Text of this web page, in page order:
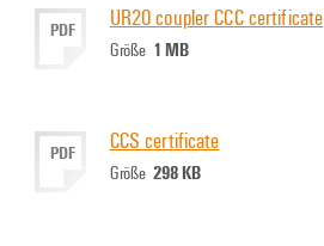
PDF UR20 coupler CCC certificate
Größe 1 MB
PDF CCS certificate
Größe 298 KB